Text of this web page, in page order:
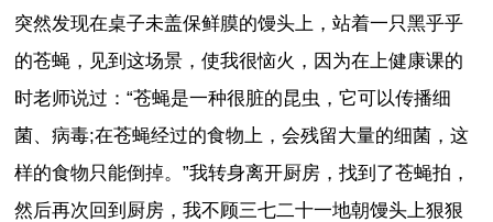
突然发现在桌子未盖保鲜膜的馒头上，站着一只黑乎乎
的苍蝇，见到这场景，使我很恼火，因为在上健康课的
时老师说过：“苍蝇是一种很脏的昆虫，它可以传播细
菌、病毒;在苍蝇经过的食物上，会残留大量的细菌，这
样的食物只能倒掉。”我转身离开厨房，找到了苍蝇拍，
然后再次回到厨房，我不顾三七二十一地朝馒头上狠狠